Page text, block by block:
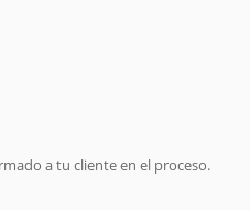
a tu cliente en el proceso.